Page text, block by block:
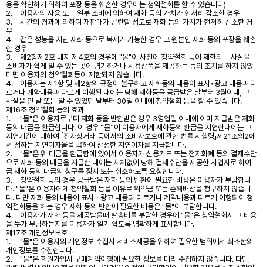
용을 확인하기 위하여 포장 등을 훼손한 경우에는 청약철회를 할 수 있습니다)
2.
이용자의 사용 또는 일부 소비에 의하여 재화 등의 가치가 현저히 감소한 경우
3.
시간의 경과에 의하여 재판매가 곤란할 정도로 재화 등의 가치가 현저히 감소한 경
우
4.
같은 성능을 지닌 재화 등으로 복제가 가능한 경우 그 원본인 재화 등의 포장을 훼손
한 경우
3.
제2항제2호 내지 제4호의 경우에 "몰"이 사전에 청약철회 등이 제한되는 사실을
소비자가 쉽게 알 수 있는 곳에 명기하거나 시용상품을 제공하는 등의 조치를 하지 않았
다면 이용자의 청약철회등이 제한되지 않습니다.
4.
이용자는 제1항 및 제2항의 규정에 불구하고 재화등의 내용이 표시•광고 내용과 다
르거나 계약내용과 다르게 이행된 때에는 당해 재화등을 공급받은 날부터 3월이내, 그
사실을 안 날 또는 알 수 있었던 날부터 30일 이내에 청약철회 등을 할 수 있습니다.
제16조 청약철회 등의 효과
1.
"몰"은 이용자로부터 재화 등을 반환받은 경우 3영업일 이내에 이미 지급받은 재화
등의 대금을 환급합니다. 이 경우 “몰”이 이용자에게 재화등의 환급을 지연한때에는 그
지연기간에 대하여 「전자상거래 등에서의 소비자보호에 관한 법률 시행령」제21조의2에
서 정하는 지연이자율을 곱하여 산정한 지연이자를 지급합니다.
2.
"몰"은 위 대금을 환급함에 있어서 이용자가 신용카드 또는 전자화폐 등의 결제수단
으로 재화 등의 대금을 지급한 때에는 지체없이 당해 결제수단을 제공한 사업자로 하여
금 재화 등의 대금의 청구를 정지 또는 취소하도록 요청합니다.
3.
청약철회 등의 경우 공급받은 재화 등의 반환에 필요한 비용은 이용자가 부담합니
다. "몰"은 이용자에게 청약철회 등을 이유로 위약금 또는 손해배상을 청구하지 않습니
다. 다만 재화 등의 내용이 표시ㆍ광고 내용과 다르거나 계약내용과 다르게 이행되어 청
약철회등을 하는 경우 재화 등의 반환에 필요한 비용은 "몰"이 부담합니다.
4.
이용자가 재화 등을 제공받을때 발송비를 부담한 경우에 "몰"은 청약철회시 그 비용
을 누가 부담하는지를 이용자가 알기 쉽도록 명확하게 표시합니다.
제17조 개인정보보호
1.
"몰"은 이용자의 개인정보 수집시 서비스제공을 위하여 필요한 범위에서 최소한의
개인정보를 수집합니다.
2.
"몰"은 회원가입시 구매계약이행에 필요한 정보를 미리 수집하지 않습니다. 다만,